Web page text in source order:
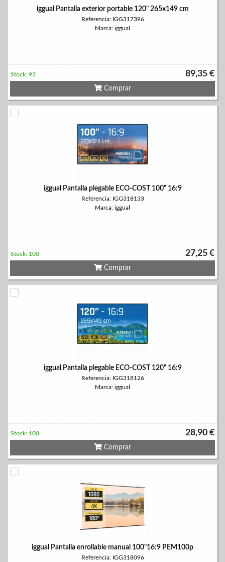
iggual Pantalla exterior portable 120" 265x149 cm
Referencia: IGG317396
Marca: iggual
89,35 €
Stock: 93
Comprar
iggual Pantalla plegable ECO-COST 100" 16:9
Referencia: IGG318133
Marca: iggual
27,25 €
Stock: 100
Comprar
iggual Pantalla plegable ECO-COST 120" 16:9
Referencia: IGG318126
Marca: iggual
28,90 €
Stock: 100
Comprar
iggual Pantalla enrollable manual 100"16:9 PEM100p
Referencia: IGG318096